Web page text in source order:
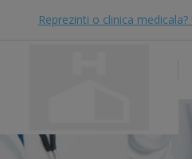
Reprezinti o clinica